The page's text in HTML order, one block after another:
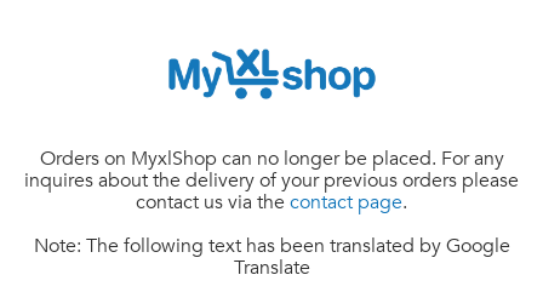
Orders on MyxlShop can no longer be placed. For any
inquires about the delivery of your previous orders please
contact us via the contact page.
Note: The following text has been translated by Google
Translate